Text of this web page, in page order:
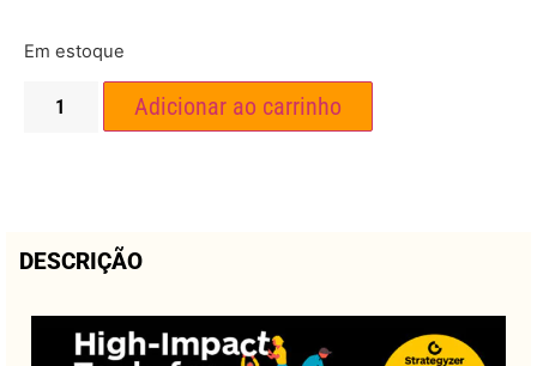
Em estoque
Adicionar ao carrinho
DESCRIÇÃO